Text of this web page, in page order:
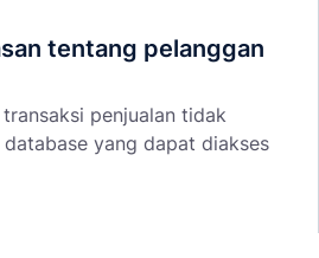
tentang pelanggan
penjualan tidak
yang dapat diakses